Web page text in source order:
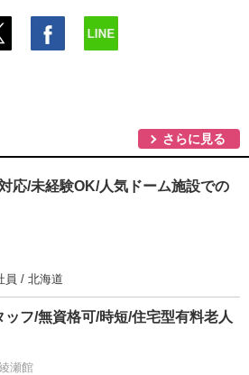
さらに見る
応/未経験OK/人気ドーム施設での
員 / 北海道
ッフ/無資格可/時短/住宅型有料老人
瀬館